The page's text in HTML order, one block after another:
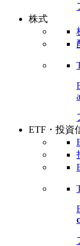
株式
ETF・投資